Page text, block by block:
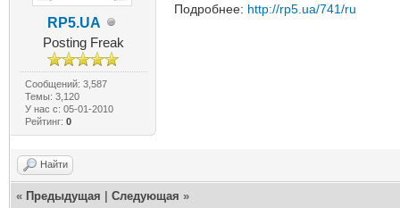
RP5.UA
Posting Freak
Сообщений: 3,587
Темы: 3,120
У нас с: 05-01-2010
Рейтинг: 0
Подробнее: http://rp5.ua/741/ru
Найти
« Предыдущая Следующая »